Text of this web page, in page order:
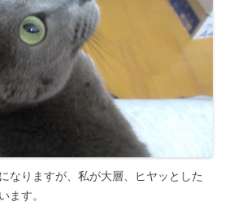
なりますが、私が大層、ヒヤッとした
ます。